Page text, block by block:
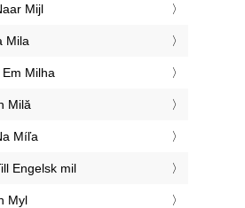
Mijl
Mila
Milha
Milă
Míľa
Engelsk mil
Myl